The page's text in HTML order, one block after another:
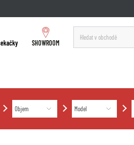
SHOWROOM